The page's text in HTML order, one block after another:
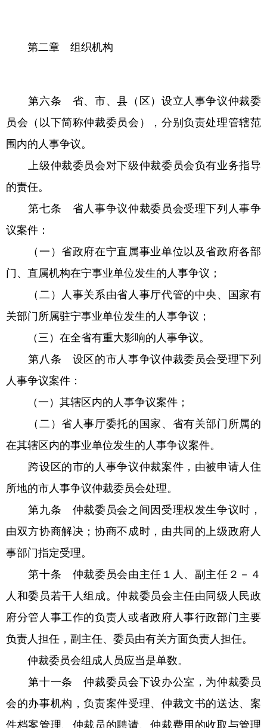
第二章 组织机构
第六条 省、市、县（区）设立人事争议仲裁委
员会（以下简称仲裁委员会），分别负责处理管辖范
围内的人事争议。
上级仲裁委员会对下级仲裁委员会负有业务指导
的责任。
第七条 省人事争议仲裁委员会受理下列人事争
议案件：
（一）省政府在宁直属事业单位以及省政府各部
门、直属机构在宁事业单位发生的人事争议；
（二）人事关系由省人事厅代管的中央、国家有
关部门所属驻宁事业单位发生的人事争议；
（三）在全省有重大影响的人事争议。
第八条 设区的市人事争议仲裁委员会受理下列
人事争议案件：
（一）其辖区内的人事争议案件；
（二）省人事厅委托的国家、省有关部门所属的
在其辖区内的事业单位发生的人事争议案件。
跨设区的市的人事争议仲裁案件，由被申请人住
所地的市人事争议仲裁委员会处理。
第九条 仲裁委员会之间因受理权发生争议时，
由双方协商解决；协商不成时，由共同的上级政府人
事部门指定受理。
第十条 仲裁委员会由主任１人、副主任２－４
人和委员若干人组成。仲裁委员会主任由同级人民政
府分管人事工作的负责人或者政府人事行政部门主要
负责人担任，副主任、委员由有关方面负责人担任。
仲裁委员会组成人员应当是单数。
第十一条 仲裁委员会下设办公室，为仲裁委员
会的办事机构，负责案件受理、仲裁文书的送达、案
件档案管理、仲裁员的聘请、仲裁费用的收取与管理